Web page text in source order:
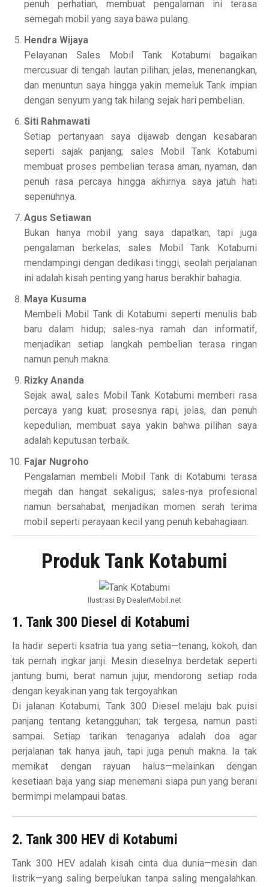
penuh perhatian, membuat pengalaman ini terasa
semegah mobil yang saya bawa pulang.
Hendra Wijaya
Pelayanan Sales Mobil Tank Kotabumi bagaikan
mercusuar di tengah lautan pilihan; jelas, menenangkan,
dan menuntun saya hingga yakin memeluk Tank impian
dengan senyum yang tak hilang sejak hari pembelian.
Siti Rahmawati
Setiap pertanyaan saya dijawab dengan kesabaran
seperti sajak panjang; sales Mobil Tank Kotabumi
membuat proses pembelian terasa aman, nyaman, dan
penuh rasa percaya hingga akhirnya saya jatuh hati
sepenuhnya.
Agus Setiawan
Bukan hanya mobil yang saya dapatkan, tapi juga
pengalaman berkelas; sales Mobil Tank Kotabumi
mendampingi dengan dedikasi tinggi, seolah perjalanan
ini adalah kisah penting yang harus berakhir bahagia.
Maya Kusuma
Membeli Mobil Tank di Kotabumi seperti menulis bab
baru dalam hidup; sales-nya ramah dan informatif,
menjadikan setiap langkah pembelian terasa ringan
namun penuh makna.
Rizky Ananda
Sejak awal, sales Mobil Tank Kotabumi memberi rasa
percaya yang kuat; prosesnya rapi, jelas, dan penuh
kepedulian, membuat saya yakin bahwa pilihan saya
adalah keputusan terbaik.
Fajar Nugroho
Pengalaman membeli Mobil Tank di Kotabumi terasa
megah dan hangat sekaligus; sales-nya profesional
namun bersahabat, menjadikan momen serah terima
mobil seperti perayaan kecil yang penuh kebahagiaan.
Produk Tank Kotabumi
Ilustrasi By DealerMobil.net
1. Tank 300 Diesel di Kotabumi
Ia hadir seperti ksatria tua yang setia—tenang, kokoh, dan
tak pernah ingkar janji. Mesin dieselnya berdetak seperti
jantung bumi, berat namun jujur, mendorong setiap roda
dengan keyakinan yang tak tergoyahkan.
Di jalanan Kotabumi, Tank 300 Diesel melaju bak puisi
panjang tentang ketangguhan; tak tergesa, namun pasti
sampai. Setiap tarikan tenaganya adalah doa agar
perjalanan tak hanya jauh, tapi juga penuh makna. Ia tak
memikat dengan rayuan halus—melainkan dengan
kesetiaan baja yang siap menemani siapa pun yang berani
bermimpi melampaui batas.
2. Tank 300 HEV di Kotabumi
Tank 300 HEV adalah kisah cinta dua dunia—mesin dan
listrik—yang saling berpelukan tanpa saling mengalahkan.